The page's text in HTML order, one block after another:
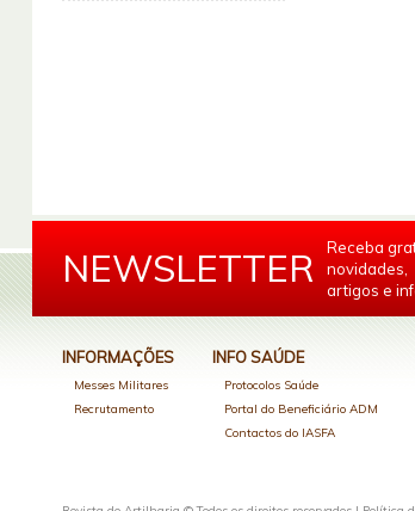
NEWSLETTER
Receba
novidades,
artigos e
INFORMAÇÕES
Messes Militares
Recrutamento
INFO SAÚDE
Protocolos Saúde
Portal do Beneficiário ADM
Contactos do IASFA